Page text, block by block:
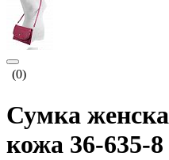
(0)
Сумка
кожа 36-635-